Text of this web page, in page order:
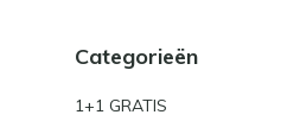
Categorieën
1+1 GRATIS